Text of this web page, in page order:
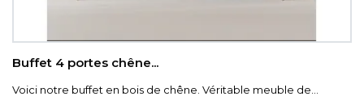
Buffet 4 portes chêne...
Voici notre buffet en bois de chêne. Véritable meuble de...